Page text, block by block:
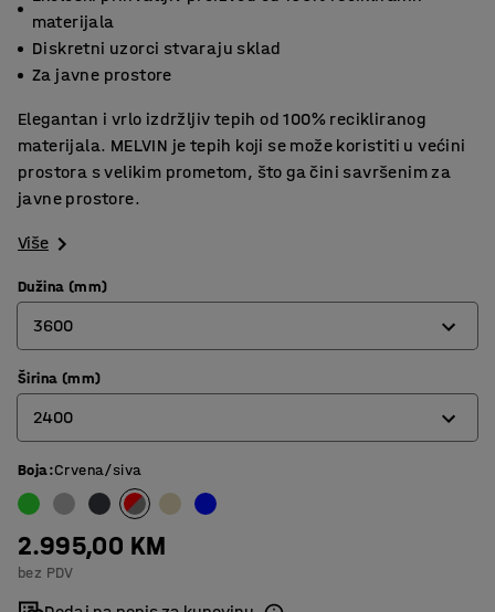
materijala
Diskretni uzorci stvaraju sklad
Za javne prostore
Elegantan i vrlo izdržljiv tepih od 100% recikliranog
materijala. MELVIN je tepih koji se može koristiti u većini
prostora s velikim prometom, što ga čini savršenim za
javne prostore.
Više
Dužina (mm)
3600
3000
3600
4400
Širina (mm)
2400
2000
2400
Boja:Crvena/siva
2.995,00 KM
bez PDV